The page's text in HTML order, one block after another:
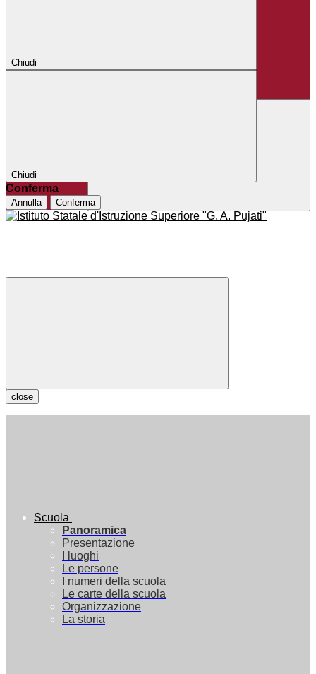
Chiudi
Chiudi
Conferma
Annulla Conferma
close
Scuola
Panoramica
Presentazione
I luoghi
Le persone
I numeri della scuola
Le carte della scuola
Organizzazione
La storia